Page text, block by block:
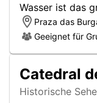
Wasser ist das
Praza das
Geeignet für
Catedral
Historische